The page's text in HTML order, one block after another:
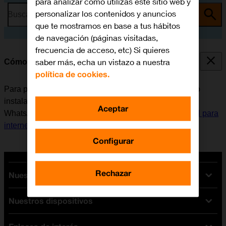
Busca por problema o tema
Cómo instalar WhatsApp Messenger
Para poder utilizar WhatsApp Messenger, es necesario
instalar esta aplicación en el móvil. Antes de instalar
WhatsApp Messenger, es necesario
configurar el móvil para
internet
Nuestras tarifas
Tarifas Orange
Tarifas fibra y móvil
Nuestros dispositivos
personalizar los contenidos y anuncios
que te mostramos en base a tus hábitos
de navegación (páginas visitadas,
frecuencia de acceso, etc) Si quieres
saber más, echa un vistazo a nuestra
política de cookies.
Configurar
Rechazar
Aceptar